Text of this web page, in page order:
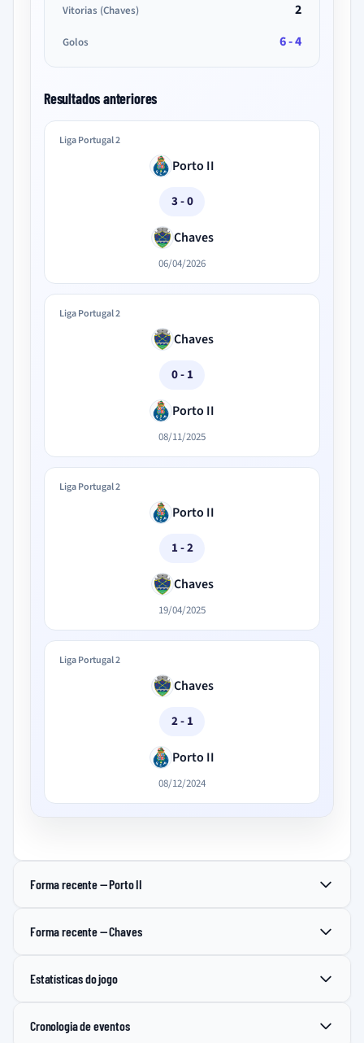
Vitorias (Chaves) 2
Golos 6 - 4
Resultados anteriores
Liga Portugal 2
Porto II
3 - 0
Chaves
06/04/2026
Liga Portugal 2
Chaves
0 - 1
Porto II
08/11/2025
Liga Portugal 2
Porto II
1 - 2
Chaves
19/04/2025
Liga Portugal 2
Chaves
2 - 1
Porto II
08/12/2024
Forma recente — Porto II
Forma recente — Chaves
Estatísticas do jogo
Cronologia de eventos